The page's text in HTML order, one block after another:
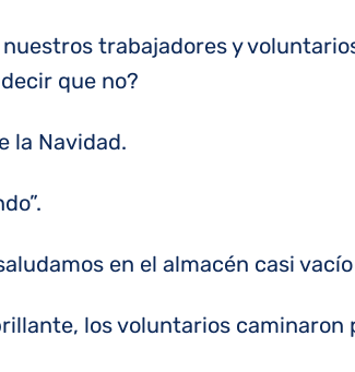
trabajadores y
que no?
la Navidad.
en el almacén casi
los voluntarios